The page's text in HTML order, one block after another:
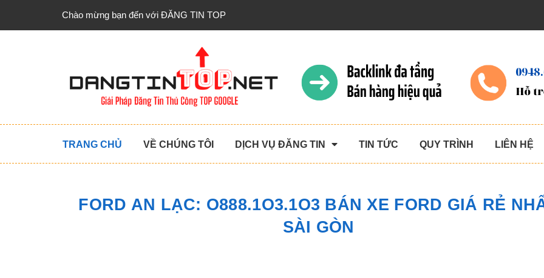
Chào mừng bạn đến với ĐĂNG TIN TOP
TRANG CHỦ VỀ CHÚNG TÔI DỊCH VỤ ĐĂNG TIN TIN TỨC QUY TRÌNH LIÊN HỆ
FORD AN LẠC: O888.1O3.1O3 BÁN XE FORD GIÁ RẺ
SÀI GÒN